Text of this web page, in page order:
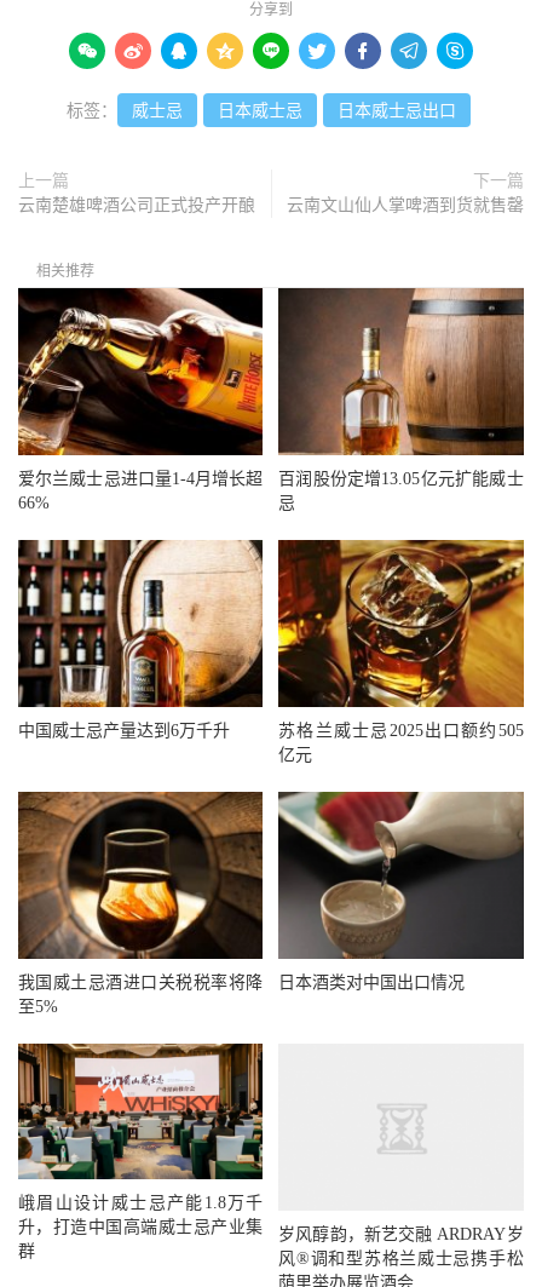
分享到
        
标签： 威士忌 日本威士忌 日本威士忌出口
上一篇
云南楚雄啤酒公司正式投产开酿
下一篇
云南文山仙人掌啤酒到货就售罄
相关推荐
爱尔兰威士忌进口量1-4月增长超
66%
百润股份定增13.05亿元扩能威士
忌
中国威士忌产量达到6万千升
苏格兰威士忌2025出口额约505
亿元
我国威土忌酒进口关税税率将降
至5%
日本酒类对中国出口情况
峨眉山设计威士忌产能1.8万千
升，打造中国高端威士忌产业集
群
岁风醇韵，新艺交融 ARDRAY岁
风®调和型苏格兰威士忌携手松
荫里举办展览酒会